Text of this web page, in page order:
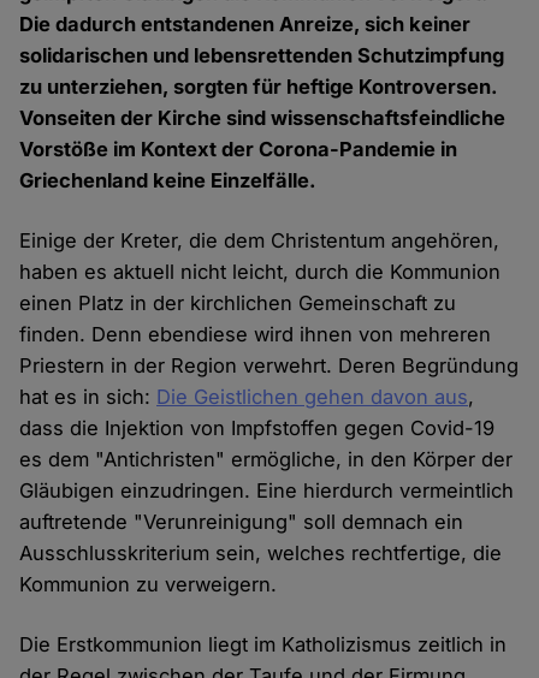
Die dadurch entstandenen Anreize, sich keiner
solidarischen und lebensrettenden Schutzimpfung
zu unterziehen, sorgten für heftige Kontroversen.
Vonseiten der Kirche sind wissenschaftsfeindliche
Vorstöße im Kontext der Corona-Pandemie in
Griechenland keine Einzelfälle.
Einige der Kreter, die dem Christentum angehören,
haben es aktuell nicht leicht, durch die Kommunion
einen Platz in der kirchlichen Gemeinschaft zu
finden. Denn ebendiese wird ihnen von mehreren
Priestern in der Region verwehrt. Deren Begründung
hat es in sich: Die Geistlichen gehen davon aus,
dass die Injektion von Impfstoffen gegen Covid-19
es dem "Antichristen" ermögliche, in den Körper der
Gläubigen einzudringen. Eine hierdurch vermeintlich
auftretende "Verunreinigung" soll demnach ein
Ausschlusskriterium sein, welches rechtfertige, die
Kommunion zu verweigern.
Die Erstkommunion liegt im Katholizismus zeitlich in